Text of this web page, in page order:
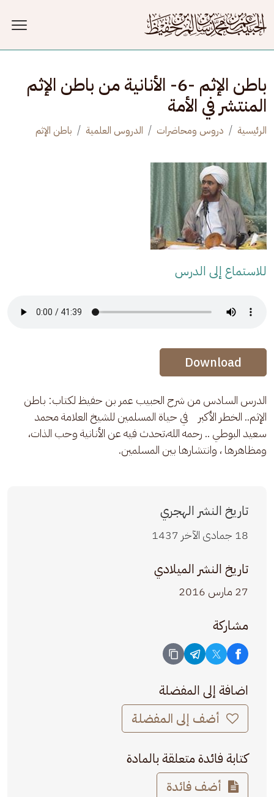
باطن الإثم -6- الأنانية من باطن الإثم
المنتشر في الأمة
الرئيسية دروس ومحاضرات الدروس العلمية باطن الإثم
للاستماع إلى الدرس
Audio Stream
Audio Stream
Download
الدرس السادس من شرح الحبيب عمر بن حفيظ لكتاب: باطن
الإثم.. الخطر الأكبر    في حياة المسلمين للشيخ العلامة محمد
سعيد البوطي .. رحمه الله،تحدث فيه عن الأنانية وحب الذات،
ومظاهرها ، وانتشارها بين المسلمين.
تاريخ النشر الهجري
18 جمادى الآخر 1437
تاريخ النشر الميلادي
27 مارس 2016
مشاركة
اضافة إلى المفضلة
أضف إلى المفضلة
كتابة فائدة متعلقة بالمادة
أضف فائدة